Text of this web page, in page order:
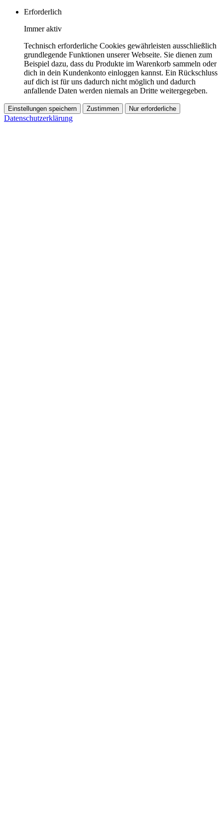
Erforderlich
Immer aktiv
Technisch erforderliche Cookies gewährleisten ausschließlich
grundlegende Funktionen unserer Webseite. Sie dienen zum
Beispiel dazu, dass du Produkte im Warenkorb sammeln oder
dich in dein Kundenkonto einloggen kannst. Ein Rückschluss
auf dich ist für uns dadurch nicht möglich und dadurch
anfallende Daten werden niemals an Dritte weitergegeben.
Einstellungen speichern Zustimmen Nur erforderliche
Datenschutzerklärung